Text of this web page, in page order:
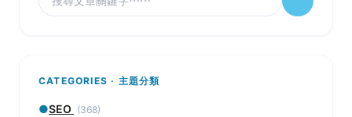
CATEGORIES · 主題分類
●SEO (368)